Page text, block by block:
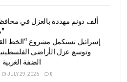
طوباس”
إسرائيل تستكمل مشروع “الخط
وتوسع عزل الأراضي
الضفة الغربية
JULY 29, 2026 0